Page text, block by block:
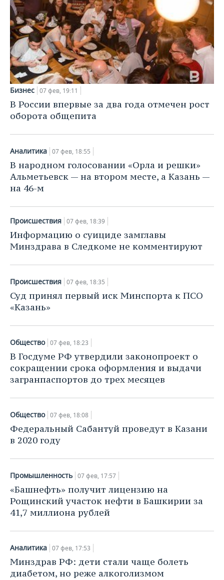
Бизнес 07 фев, 19:11
В России впервые за два года отмечен рост
оборота общепита
Аналитика 07 фев, 18:55
В народном голосовании «Орла и решки»
Альметьевск — на втором месте, а Казань —
на 46-м
Происшествия 07 фев, 18:39
Информацию о суициде замглавы
Минздрава в Следкоме не комментируют
Происшествия 07 фев, 18:35
Суд принял первый иск Минспорта к ПСО
«Казань»
Общество 07 фев, 18:23
В Госдуме РФ утвердили законопроект о
сокращении срока оформления и выдачи
загранпаспортов до трех месяцев
Общество 07 фев, 18:08
Федеральный Сабантуй проведут в Казани
в 2020 году
Промышленность 07 фев, 17:57
«Башнефть» получит лицензию на
Рощинский участок нефти в Башкирии за
41,7 миллиона рублей
Аналитика 07 фев, 17:53
Минздрав РФ: дети стали чаще болеть
диабетом, но реже алкоголизмом